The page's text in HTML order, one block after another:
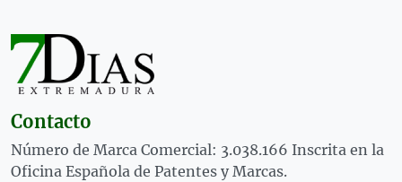
Contacto
Número de Marca Comercial: 3.038.166 Inscrita en la
Oficina Española de Patentes y Marcas.